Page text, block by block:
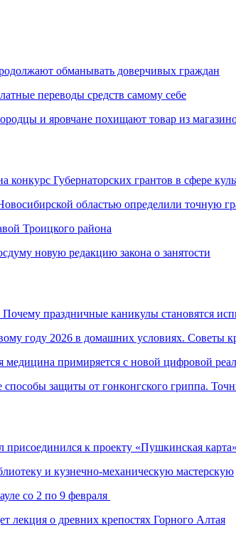
обманывать доверчивых граждан
переводы средств самому себе
и яровчане похищают товар из
конкурс Губернаторских грантов в сфере
областью определили точную
Троицкого района
новую редакцию закона о занятости
праздничные каникулы становятся
году 2026 в домашних условиях. Советы
медицина примиряется с новой цифровой
способы защиты от гонконгского гриппа.
присоединился к проекту «Пушкинская карта»
и кузнечно-механическую мастерскую
со 2 по 9 февраля
лекция о древних крепостях Горного Алтая